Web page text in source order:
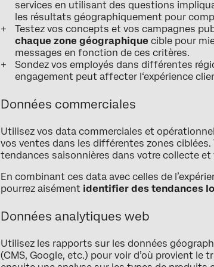
services en utilisant des questions
les résultats géographiquement pour
Testez vos concepts et vos campagnes
chaque zone géographique cible pour
messages en fonction de ces critères.
Sondez vos employés dans différentes
engagement peut affecter l‘expérience
Données commerciales
Utilisez vos data commerciales et
vos ventes dans les différentes zones
tendances saisonnières dans votre collecte et
En combinant ces data avec celles de
pourrez aisément identifier des tendances
Données analytiques web
Utilisez les rapports sur les données
(CMS, Google, etc.) pour voir d’où provient